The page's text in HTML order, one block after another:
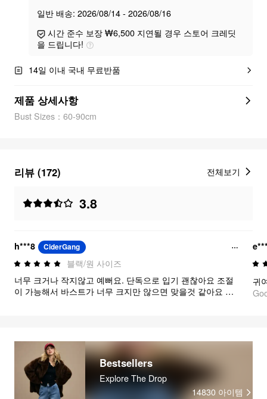
일반 배송: 2026/08/14 - 2026/08/16
시간 준수 보장 ₩6,500 지연될 경우 스토어 크레딧
을 드립니다!
14일 이내 국내 무료반품
제품 상세사항
Bust Sizes：60-90cm
리뷰 (172)
3.8
전체보기
h***8 CiderGang
블랙/원 사이즈
너무 크거나 작지않고 예뻐요. 단독으로 입기 괜찮아요 조절
이 가능해서 바스트가 너무 크지만 않으면 맞을것 같아요 럭
Bestsellers
Explore The Drop
14830 아이템